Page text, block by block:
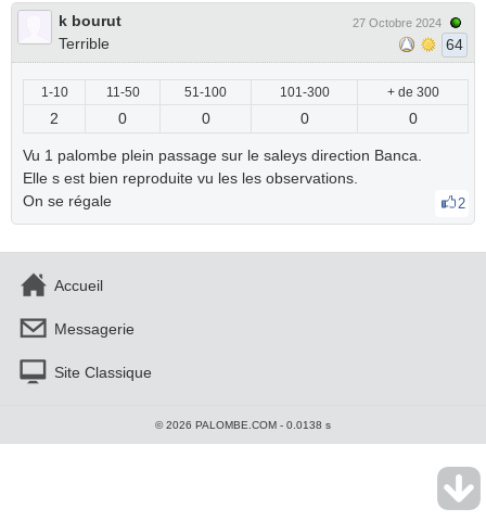
k bourut
Terrible
27 Octobre 2024
64
1-10 11-50 51-100 101-300 + de 300
2 0 0 0 0
Vu 1 palombe plein passage sur le saleys direction Banca.
Elle s est bien reproduite vu les les observations.
On se régale
2
Accueil
Messagerie
Site Classique
© 2026 PALOMBE.COM - 0.0138 s